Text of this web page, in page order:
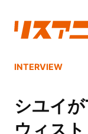
INTERVIEW
シユイ
ウィス